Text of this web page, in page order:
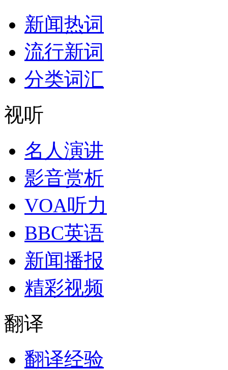
新闻热词
流行新词
分类词汇
视听
名人演讲
影音赏析
VOA听力
BBC英语
新闻播报
精彩视频
翻译
翻译经验